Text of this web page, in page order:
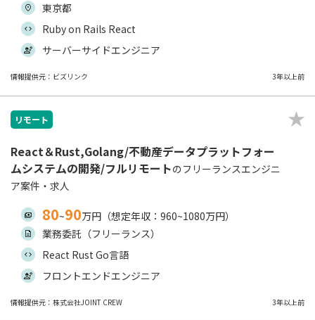
東京都
Ruby on Rails React
サーバーサイドエンジニア
情報提供元：ビズリンク 3年以上前
リモート
React＆Rust,Golang/不動産データプラットフォー
ムシステムの開発/フルリモートのフリーランスエンジニ
ア案件・求人
80~90万円（想定年収：960~1080万円）
業務委託（フリーランス）
React Rust Go言語
フロントエンドエンジニア
情報提供元：株式会社JOINT CREW 3年以上前